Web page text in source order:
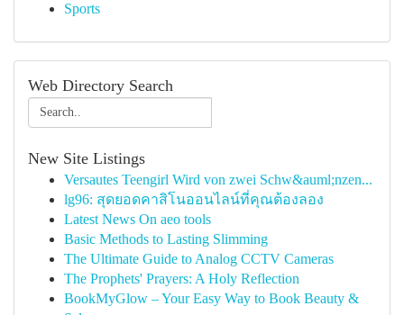
Sports
Web Directory Search
New Site Listings
Versautes Teengirl Wird von zwei Schw&auml;nzen...
lg96: สุดยอดคาสิโนออนไลน์ที่คุณต้องลอง
Latest News On aeo tools
Basic Methods to Lasting Slimming
The Ultimate Guide to Analog CCTV Cameras
The Prophets' Prayers: A Holy Reflection
BookMyGlow – Your Easy Way to Book Beauty &